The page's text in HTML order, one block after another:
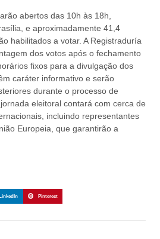
abertos das 10h às 18h,
e aproximadamente 41,4
habilitados a votar. A Registraduría
dos votos após o fechamento
fixos para a divulgação dos
caráter informativo e serão
durante o processo de
eleitoral contará com cerca de
incluindo representantes
Europeia, que garantirão a
Pinterest